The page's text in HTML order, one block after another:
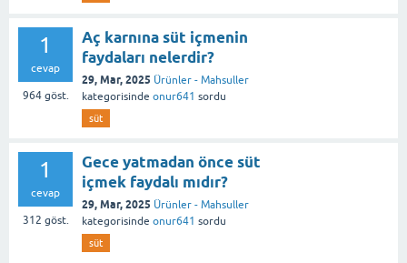
1
cevap
964göst.
Aç karnına süt içmenin
faydaları nelerdir?
29, Mar, 2025 Ürünler - Mahsuller
kategorisinde onur641 sordu
süt
1
cevap
312 göst.
Gece yatmadan önce süt
içmek faydalı mıdır?
29, Mar, 2025 Ürünler - Mahsuller
kategorisinde onur641 sordu
süt